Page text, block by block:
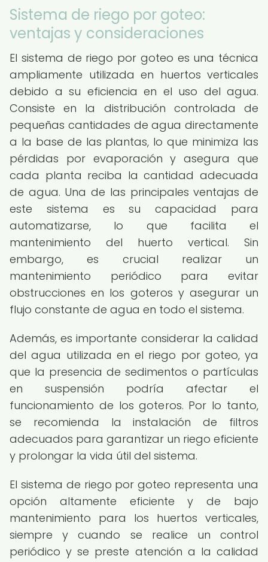
Sistema de riego por goteo:
ventajas y consideraciones
El sistema de riego por goteo es una técnica
ampliamente utilizada en huertos verticales
debido a su eficiencia en el uso del agua.
Consiste en la distribución controlada de
pequeñas cantidades de agua directamente
a la base de las plantas, lo que minimiza las
pérdidas por evaporación y asegura que
cada planta reciba la cantidad adecuada
de agua. Una de las principales ventajas de
este sistema es su capacidad para
automatizarse, lo que facilita el
mantenimiento del huerto vertical. Sin
embargo, es crucial realizar un
mantenimiento periódico para evitar
obstrucciones en los goteros y asegurar un
flujo constante de agua en todo el sistema.
Además, es importante considerar la calidad
del agua utilizada en el riego por goteo, ya
que la presencia de sedimentos o partículas
en suspensión podría afectar el
funcionamiento de los goteros. Por lo tanto,
se recomienda la instalación de filtros
adecuados para garantizar un riego eficiente
y prolongar la vida útil del sistema.
El sistema de riego por goteo representa una
opción altamente eficiente y de bajo
mantenimiento para los huertos verticales,
siempre y cuando se realice un control
periódico y se preste atención a la calidad